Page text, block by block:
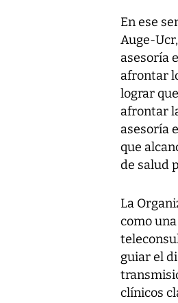
En ese
Auge-
asesoría
afrontar
lograr
afrontar
asesoría
que
de salud
La
como
guiar el
clínicos